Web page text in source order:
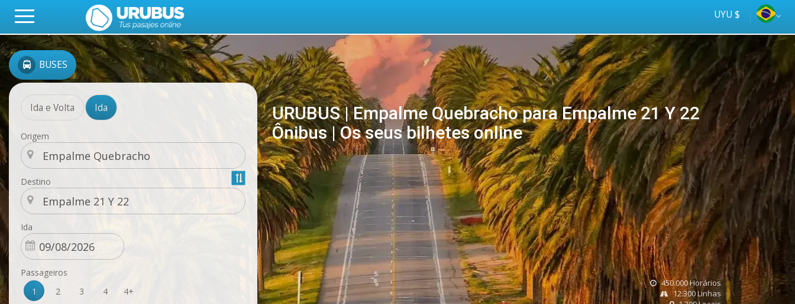
UYU $
BUSES
Ida e Volta Ida
Origem
Destino
Ida
Passageiros
1
2 3 4 4+
URUBUS | Empalme Quebracho para Empalme 21 Y 22
Ônibus | Os seus bilhetes online
online
Tus
ómnibus
450.000 Horários
12.300 Linhas